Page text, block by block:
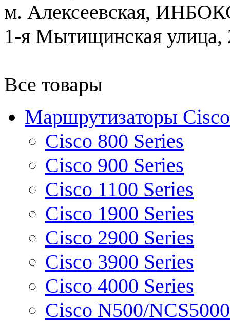
м. Алексеевская,
1-я Мытищинская улица,
Все товары
Маршрутизаторы Cisco
Cisco 800 Series
Cisco 900 Series
Cisco 1100 Series
Cisco 1900 Series
Cisco 2900 Series
Cisco 3900 Series
Cisco 4000 Series
Cisco N500/